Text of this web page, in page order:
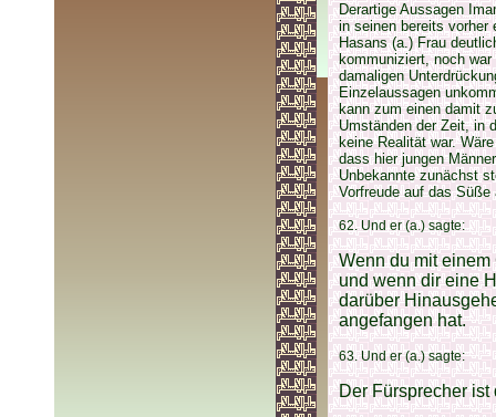
Derartige Aussagen
in seinen bereits vorher
Hasans (a.) Frau
kommuniziert, noch
damaligen
Einzelaussagen
kann zum einen damit
Umständen der Zeit, in
keine Realität war.
dass hier jungen
Unbekannte zunächst
Vorfreude auf das Süße
62. Und er (a.) sagte:
Wenn du mit
und wenn dir eine
darüber
angefangen hat.
63. Und er (a.) sagte:
Der Fürsprecher